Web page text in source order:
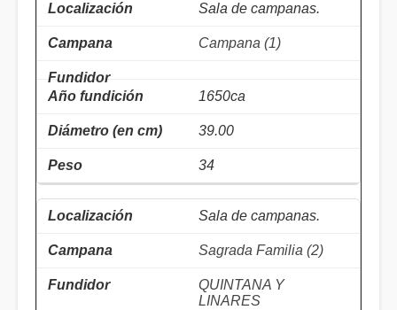
Sala de campanas.
Campana (1)
1650ca
39.00
34
Sala de campanas.
Sagrada Familia (2)
QUINTANA Y
LINARES